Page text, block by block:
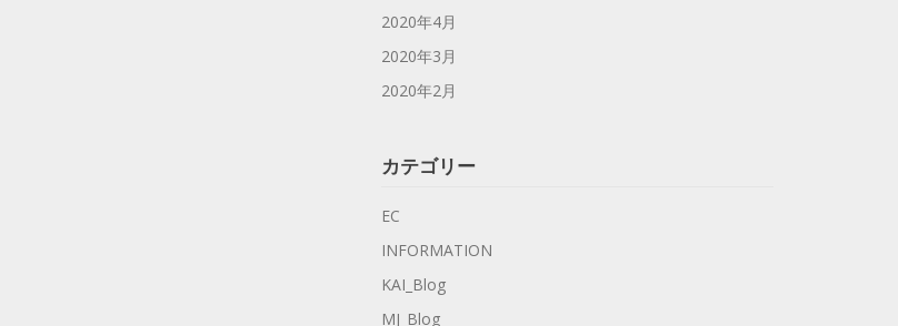
2020年4月
2020年3月
2020年2月
カテゴリー
EC
INFORMATION
KAI_Blog
MJ_Blog